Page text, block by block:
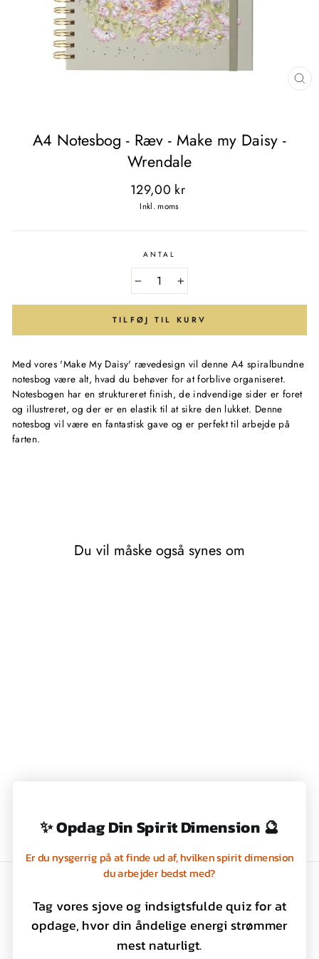
A4 Notesbog - Ræv - Make my Daisy -
Wrendale
Normal
pris
129,00 kr
Inkl. moms
ANTAL
+
TILFØJ TIL KURV
Med vores 'Make My Daisy' rævedesign vil denne A4 spiralbundne
notesbog være alt, hvad du behøver for at forblive organiseret.
Notesbogen har en struktureret finish, de indvendige sider er foret
og illustreret, og der er en elastik til at sikre den lukket. Denne
notesbog vil være en fantastisk gave og er perfekt til arbejde på
farten.
Du vil måske også synes om
Privatlivspolitik
Kontakt os
✨ Opdag Din Spirit Dimension 🔮
Er du nysgerrig på at finde ud af, hvilken spirit dimension
du arbejder bedst med?
Tag vores sjove og indsigtsfulde quiz for at
opdage, hvor din åndelige energi strømmer
mest naturligt.